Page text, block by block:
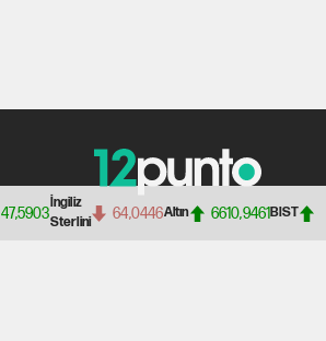
47,5903
İngiliz
Sterlini
64,0446Altın 6610,9461BIST